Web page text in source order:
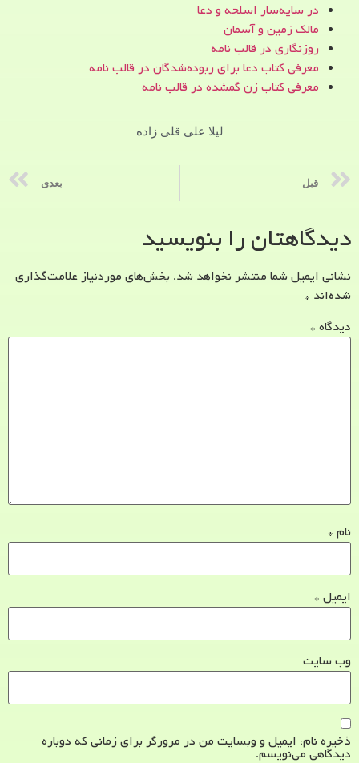
در سایه‌سار اسلحه و دعا
مالک زمین و آسمان
روزنگاری در قالب نامه
معرفی کتاب دعا برای ربوده‌شدگان در قالب نامه
معرفی کتاب زن‌ گمشده در قالب نامه
لیلا علی قلی زاده
قبل بعدی
دیدگاهتان را بنویسید
نشانی ایمیل شما منتشر نخواهد شد. بخش‌های موردنیاز علامت‌گذاری
شده‌اند *
دیدگاه *
نام *
ایمیل *
وب‌ سایت
ذخیره نام، ایمیل و وبسایت من در مرورگر برای زمانی که دوباره
دیدگاهی می‌نویسم.